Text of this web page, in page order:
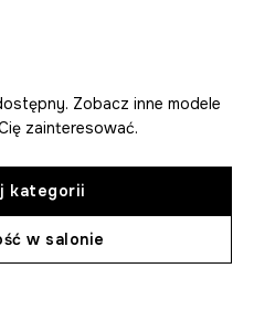
Zobacz inne modele
zainteresować.
kategorii
w salonie